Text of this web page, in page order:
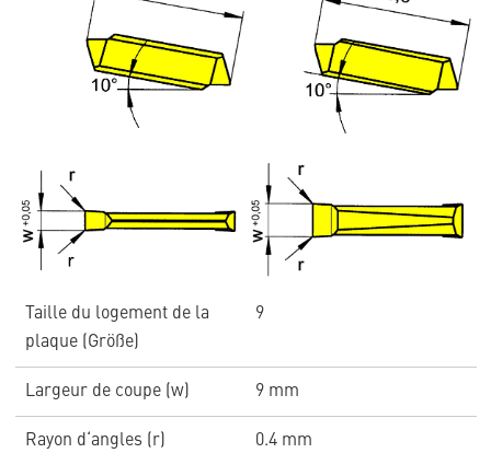
Taille du logement de la
plaque (Größe)
9
Largeur de coupe (w) 9 mm
Rayon d‘angles (r) 0.4 mm